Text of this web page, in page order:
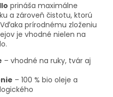
prináša maximálne
a zároveň čistotu, ktorú
prírodnému zloženiu
je vhodné nielen na
– vhodné na ruky, tvár aj
– 100 % bio oleje a